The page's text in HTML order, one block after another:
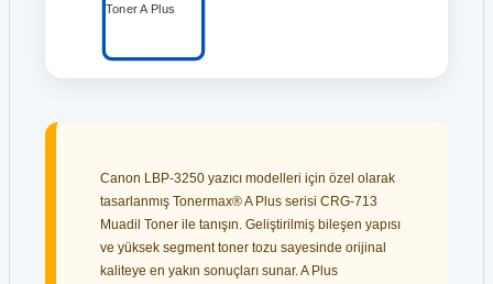
Canon LBP-3250 yazıcı modelleri için özel olarak
tasarlanmış Tonermax® A Plus serisi CRG-713
Muadil Toner ile tanışın. Geliştirilmiş bileşen yapısı
ve yüksek segment toner tozu sayesinde orijinal
kaliteye en yakın sonuçları sunar. A Plus